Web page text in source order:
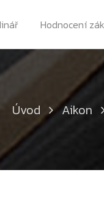
Hodnocení
Úvod Aikon